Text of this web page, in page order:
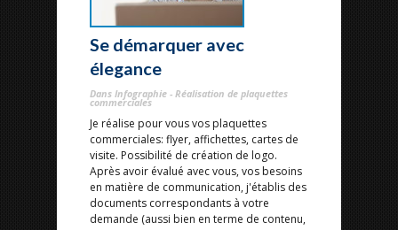
Se démarquer avec
élegance
Dans Infographie - Réalisation de plaquettes
commerciales
Je réalise pour vous vos plaquettes
commerciales: flyer, affichettes, cartes de
visite. Possibilité de création de logo.
Après avoir évalué avec vous, vos besoins
en matière de communication, j'établis des
documents correspondants à votre
demande (aussi bien en terme de contenu,